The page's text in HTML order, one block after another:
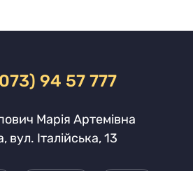
94 57 777
Марія Артемівна
вул. Італійська, 13